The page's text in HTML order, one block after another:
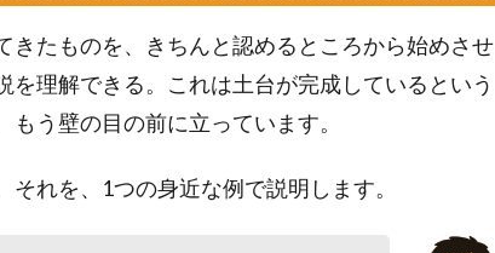
きたものを、きちんと認めるところから始めさせ
を理解できる。これは土台が完成しているという
う壁の目の前に立っています。
れを、1つの身近な例で説明します。